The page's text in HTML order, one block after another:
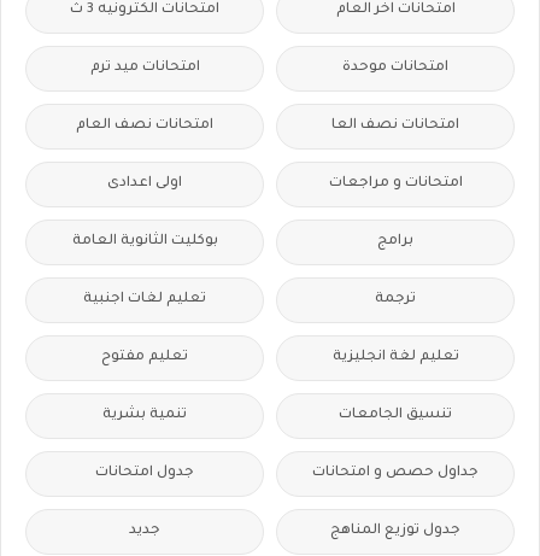
امتحانات اخر العام امتحانات الكترونيه 3 ث
امتحانات موحدة امتحانات ميد ترم
امتحانات نصف العا امتحانات نصف العام
امتحانات و مراجعات اولى اعدادى
برامج بوكليت الثانوية العامة
ترجمة تعليم لغات اجنبية
تعليم لغة انجليزية تعليم مفتوح
تنسيق الجامعات تنمية بشرية
جداول حصص و امتحانات جدول امتحانات
جدول توزيع المناهج جديد